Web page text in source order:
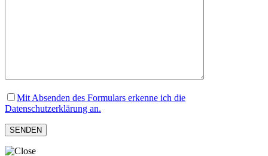
Mit Absenden des Formulars erkenne ich die
Datenschutzerklärung an.